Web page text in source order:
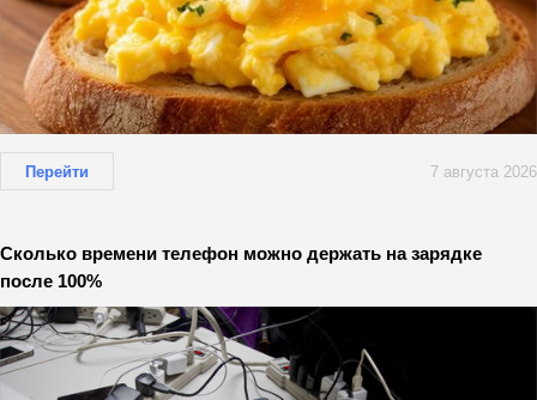
Перейти 7 августа 2026
Сколько времени телефон можно держать на зарядке
после 100%